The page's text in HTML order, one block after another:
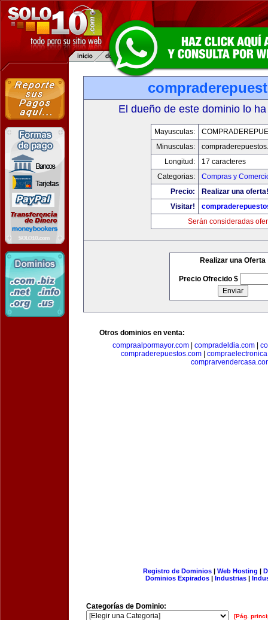
El dueño de este dominio lo
Mayusculas:
Minusculas:
Longitud:
17 caracteres
Categorias:
Compras y
Precio:
Realizar una oferta!
Visitar!
Serán consideradas
Realizar una Oferta
Precio Ofrecido $
Otros dominios en venta:
compraalpormayor.com| compradeldia.com|
compraderepuestos.com|
Registro de Dominios| Web Hosting |
Dominios Expirados | Industrias |
Categorías de Dominio:
[Pág.